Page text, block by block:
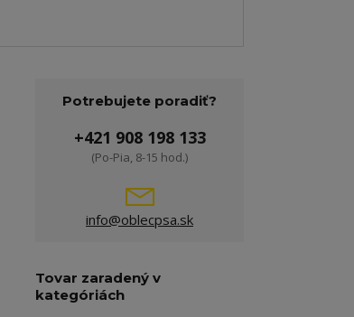
Potrebujete poradiť?
+421 908 198 133
(Po-Pia, 8-15 hod.)
info@oblecpsa.sk
Tovar zaradený v
kategóriách